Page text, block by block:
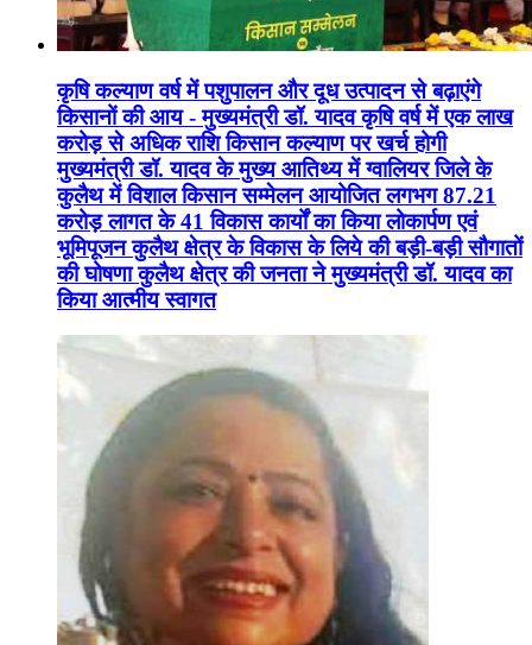
कृषि कल्याण वर्ष में पशुपालन और दूध उत्पादन से बढ़ाएंगे
किसानों की आय - मुख्यमंत्री डॉ. यादव कृषि वर्ष में एक लाख
करोड़ से अधिक राशि किसान कल्याण पर खर्च होगी
मुख्यमंत्री डॉ. यादव के मुख्य आतिथ्य में ग्वालियर जिले के
कुलैथ में विशाल किसान सम्मेलन आयोजित लगभग 87.21
करोड़ लागत के 41 विकास कार्यों का किया लोकार्पण एवं
भूमिपूजन कुलैथ क्षेत्र के विकास के लिये की बड़ी-बड़ी सौगातों
की घोषणा कुलैथ क्षेत्र की जनता ने मुख्यमंत्री डॉ. यादव का
किया आत्मीय स्वागत